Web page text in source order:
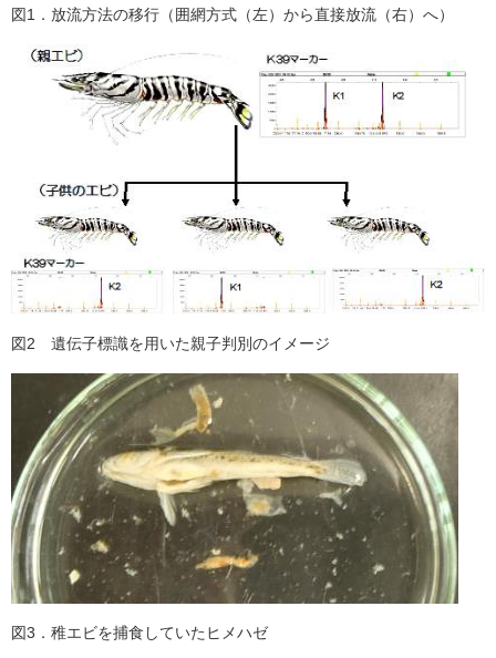
図1．放流方法の移行（囲網方式（左）から直接放流（右）へ）
図2 遺伝子標識を用いた親子判別のイメージ
図3．稚エビを捕食していたヒメハゼ